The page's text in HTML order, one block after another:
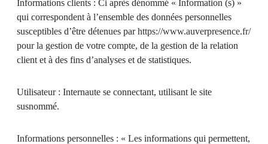
Informations clients : Ci après dénommé « Information (s) »
qui correspondent à l’ensemble des données personnelles
susceptibles d’être détenues parhttps://www.auverpresence.fr/
pour la gestion de votre compte, de la gestion de la relation
client et à des fins d’analyses et de statistiques.
Utilisateur : Internaute se connectant, utilisant le site
susnommé.
Informations personnelles : « Les informations qui permettent,